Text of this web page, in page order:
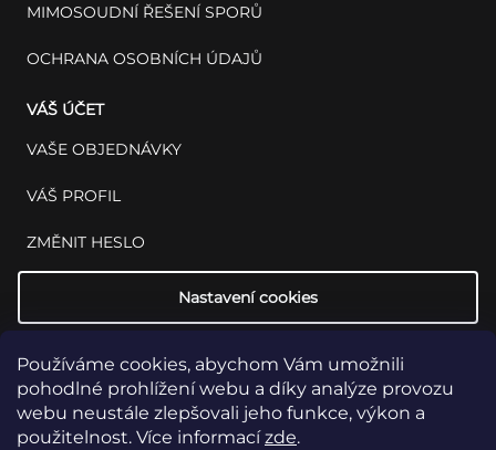
Používáme cookies, abychom Vám umožnili
pohodlné prohlížení webu a díky analýze provozu
webu neustále zlepšovali jeho funkce, výkon a
použitelnost. Více informacízde.
MIMOSOUDNÍ ŘEŠENÍ SPORŮ
OCHRANA OSOBNÍCH ÚDAJŮ
VÁŠ ÚČET
VAŠE OBJEDNÁVKY
VÁŠ PROFIL
ZMĚNIT HESLO
Nastavení cookies